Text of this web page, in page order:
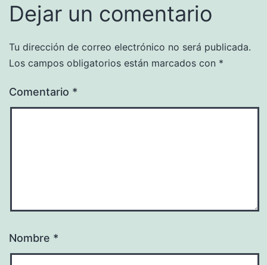
Dejar un comentario
Tu dirección de correo electrónico no será publicada.
Los campos obligatorios están marcados con *
Comentario *
Nombre *